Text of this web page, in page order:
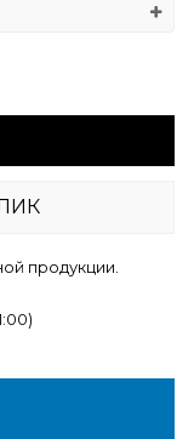
продукции.